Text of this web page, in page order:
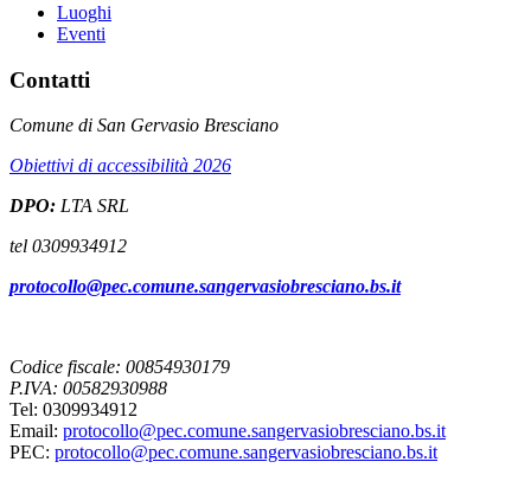
Luoghi
Eventi
Contatti
Comune di San Gervasio Bresciano
Obiettivi di accessibilità 2026
DPO: LTA SRL
tel 0309934912
protocollo@pec.comune.sangervasiobresciano.bs.it
Codice fiscale: 00854930179
P.IVA: 00582930988
Tel: 0309934912
Email: protocollo@pec.comune.sangervasiobresciano.bs.it
PEC: protocollo@pec.comune.sangervasiobresciano.bs.it